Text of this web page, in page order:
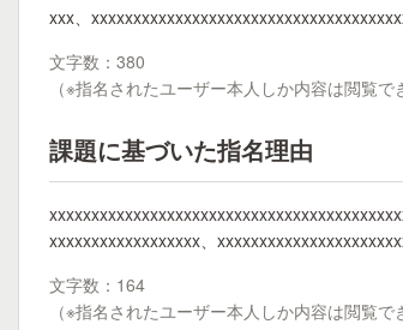
xxx、
文字数：380
（※指名されたユーザー本人しか内容は閲覧で
課題に基づいた指名理由
xxxxxxxxxxxxxxxxxx、
文字数：164
（※指名されたユーザー本人しか内容は閲覧で